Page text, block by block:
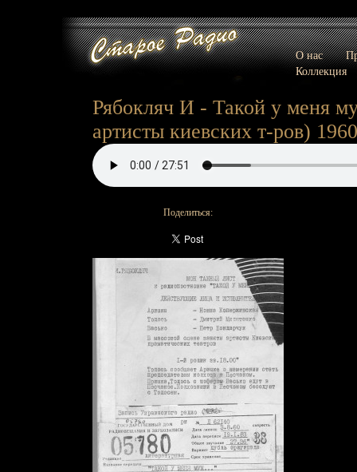
О нас
Коллекция
Рябокляч И - Такой у меня
артисты киевских т-ров)
Поделиться: